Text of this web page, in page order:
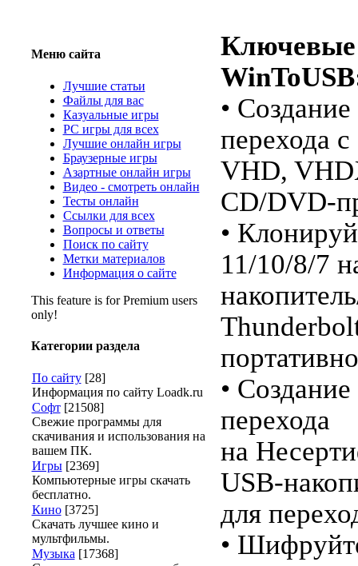
Меню сайта
Лучшие статьи
Файлы для вас
Казуальные игры
PC игры для всех
Лучшие онлайн игры
Браузерные игры
Азартные онлайн игры
Видео - смотреть онлайн
Тесты онлайн
Ссылки для всех
Вопросы и ответы
Поиск по сайту
Метки материалов
Информация о сайте
This feature is for Premium users
only!
Категории раздела
По сайту [28]
Информация по сайту Loadk.ru
Софт [21508]
Свежие программы для
скачивания и использования на
вашем ПК.
Игры [2369]
Компьютерные игры скачать
бесплатно.
Кино [3725]
Скачать лучшее кино и
мультфильмы.
Музыка [17368]
Ключевые
•
перехода
VHD,
CD/DVD-
•
11/10/8/7
•
перехода
на
USB-
для
•